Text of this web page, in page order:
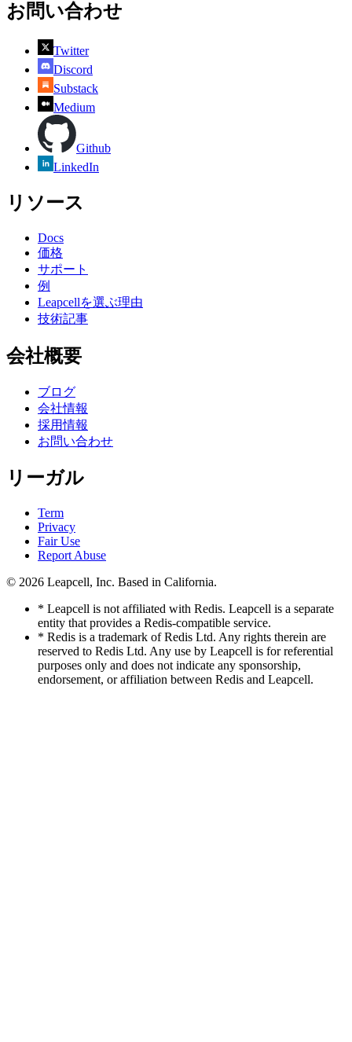
お問い合わせ
Twitter
Discord
Substack
Medium
Github
LinkedIn
リソース
Docs
価格
サポート
例
Leapcellを選ぶ理由
技術記事
会社概要
ブログ
会社情報
採用情報
お問い合わせ
リーガル
Term
Privacy
Fair Use
Report Abuse
© 2026 Leapcell, Inc. Based in California.
* Leapcell is not affiliated with Redis. Leapcell is a separate
entity that provides a Redis-compatible service.
* Redis is a trademark of Redis Ltd. Any rights therein are
reserved to Redis Ltd. Any use by Leapcell is for referential
purposes only and does not indicate any sponsorship,
endorsement, or affiliation between Redis and Leapcell.